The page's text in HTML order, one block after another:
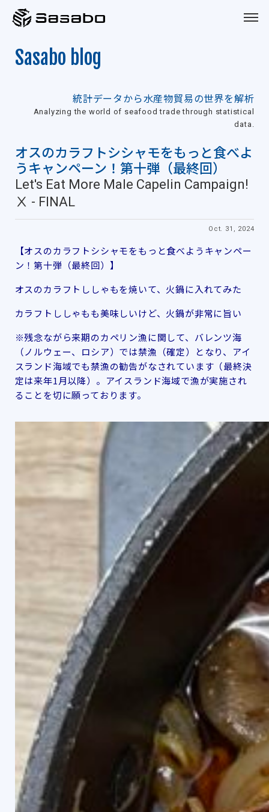
Sasabo
Sasabo blog
統計データから水産物貿易の世界を解析
Analyzing the world of seafood trade through statistical
data.
オスのカラフトシシャモをもっと食べよ
うキャンペーン！第十弾（最終回）
Let's Eat More Male Capelin Campaign!
Ⅹ - FINAL
Oct. 31, 2024
【オスのカラフトシシャモをもっと食べようキャンペー
ン！第十弾（最終回）】
オスのカラフトししゃもを焼いて、火鍋に入れてみた
カラフトししゃもも美味しいけど、火鍋が非常に旨い
※残念ながら来期のカペリン漁に関して、バレンツ海
（ノルウェー、ロシア）では禁漁（確定）となり、アイ
スランド海域でも禁漁の勧告がなされています（最終決
定は来年1月以降）。アイスランド海域で漁が実施され
ることを切に願っております。